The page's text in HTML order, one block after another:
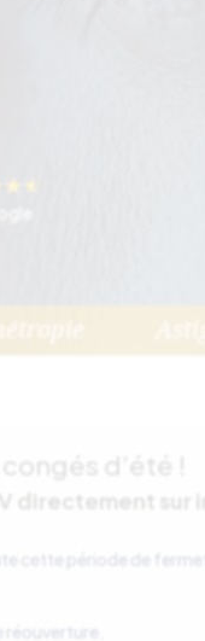
☆ ☆
d’été !
directement sur
cette période de